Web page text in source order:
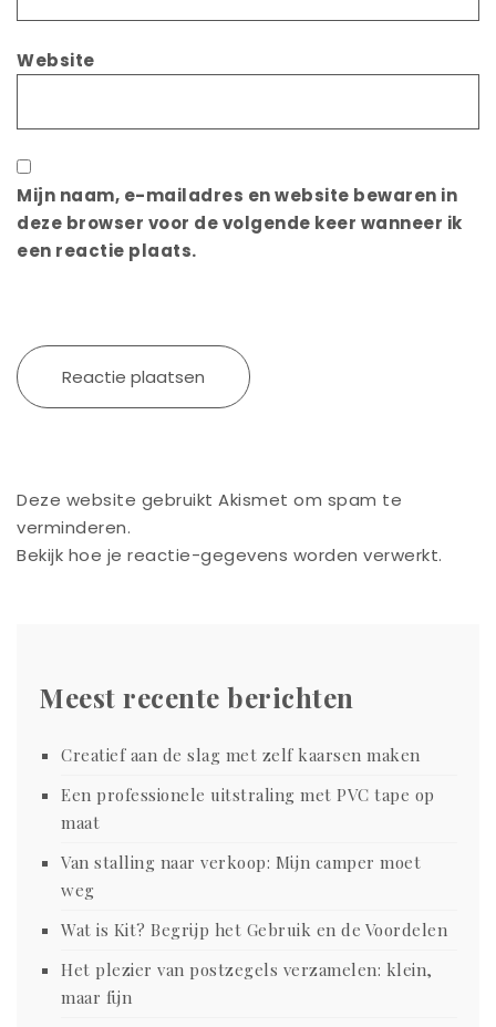
Website
Mijn naam, e-mailadres en website bewaren in
deze browser voor de volgende keer wanneer ik
een reactie plaats.
Deze website gebruikt Akismet om spam te
verminderen.
Bekijk hoe je reactie-gegevens worden verwerkt.
Meest recente berichten
Creatief aan de slag met zelf kaarsen maken
Een professionele uitstraling met PVC tape op
maat
Van stalling naar verkoop: Mijn camper moet
weg
Wat is Kit? Begrijp het Gebruik en de Voordelen
Het plezier van postzegels verzamelen: klein,
maar fijn